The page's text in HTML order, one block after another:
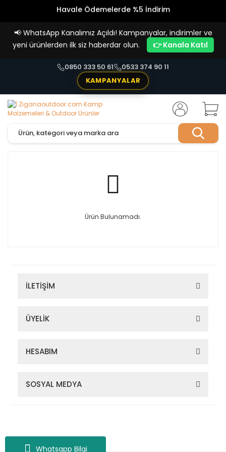
Whatsapp Bilgi
Havale Ödemelerde %5 İndirim
📢 WhatsApp Kanalımız Açıldı! Kampanyalar, indirimler ve
yeni ürünlerden ilk siz haberdar olun.
👉 Kanala Katıl
0850 333 50 61
0533 374 90 11
KAMPANYALAR
Ürün Bulunamadı.
İLETİŞİM
ÜYELİK
HESABIM
SOSYAL MEDYA